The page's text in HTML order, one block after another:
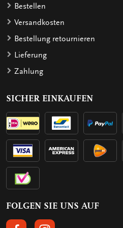
Bestellen
Versandkosten
Bestellung retournieren
Lieferung
Zahlung
SICHER EINKAUFEN
FOLGEN SIE UNS AUF